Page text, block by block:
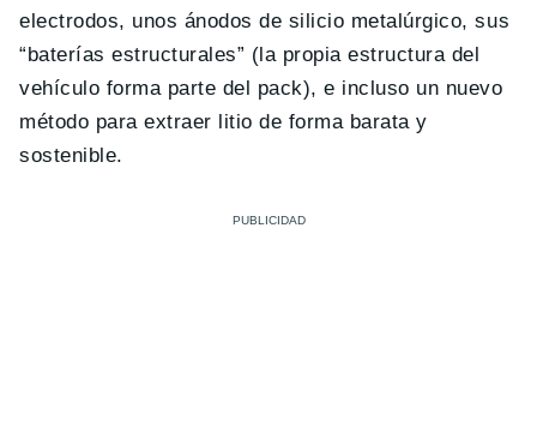
electrodos, unos ánodos de silicio metalúrgico, sus
“baterías estructurales” (la propia estructura del
vehículo forma parte del pack), e incluso un nuevo
método para extraer litio de forma barata y
sostenible.